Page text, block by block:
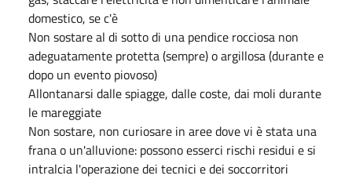
domestico, se c'è
Non sostare al di sotto di una pendice rocciosa non
adeguatamente protetta (sempre) o argillosa (durante e
dopo un evento piovoso)
Allontanarsi dalle spiagge, dalle coste, dai moli durante
le mareggiate
Non sostare, non curiosare in aree dove vi è stata una
frana o un'alluvione: possono esserci rischi residui e si
intralcia l'operazione dei tecnici e dei soccorritori